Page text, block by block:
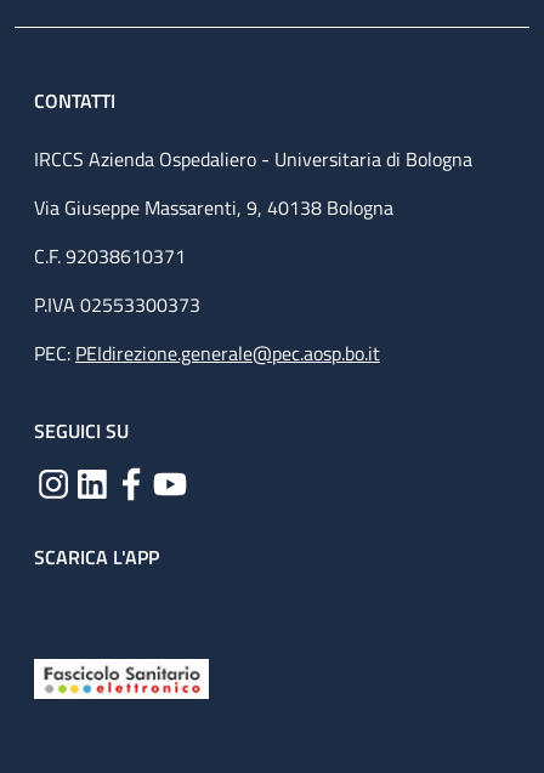
CONTATTI
IRCCS Azienda Ospedaliero - Universitaria di Bologna
Via Giuseppe Massarenti, 9, 40138 Bologna
C.F. 92038610371
P.IVA 02553300373
PEC: PEIdirezione.generale@pec.aosp.bo.it
SEGUICI SU
SCARICA L'APP